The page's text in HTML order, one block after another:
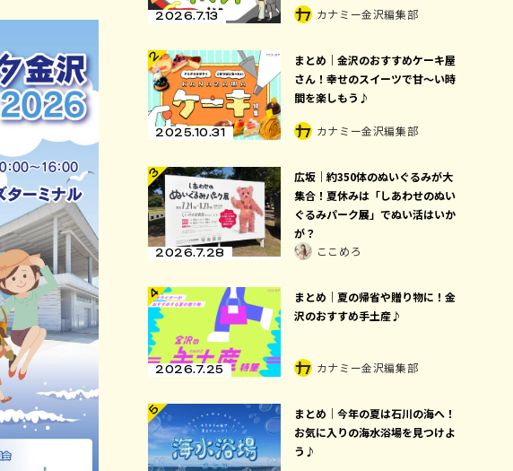
2026.7.13 カナミー金沢編集部
2
2025.10.31
まとめ｜金沢のおすすめケーキ屋
さん！幸せのスイーツで甘〜い時
間を楽しもう♪
カナミー金沢編集部
3
2026.7.28
広坂｜約350体のぬいぐるみが大
集合！夏休みは「しあわせのぬい
ぐるみパーク展」でぬい活はいか
が？
ここめろ
4
2026.7.25
まとめ｜夏の帰省や贈り物に！金
沢のおすすめ手土産♪
カナミー金沢編集部
5
まとめ｜今年の夏は石川の海へ！
お気に入りの海水浴場を見つけよ
う♪